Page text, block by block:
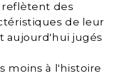
reflètent des
de leur
aujourd'hui jugés
moins à l'histoire